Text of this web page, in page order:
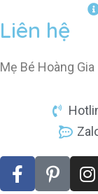
Liên hệ
Mẹ Bé Hoàng Gia